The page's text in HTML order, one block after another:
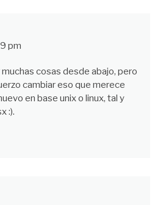
pm
cosas desde abajo, pero
cambiar eso que merece
en base unix o linux, tal y
:).